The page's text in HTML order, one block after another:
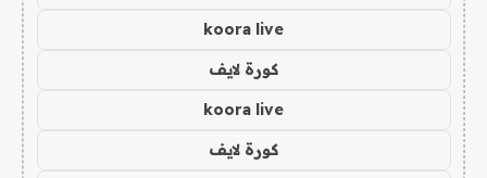
koora live
كورة لايف
koora live
كورة لايف